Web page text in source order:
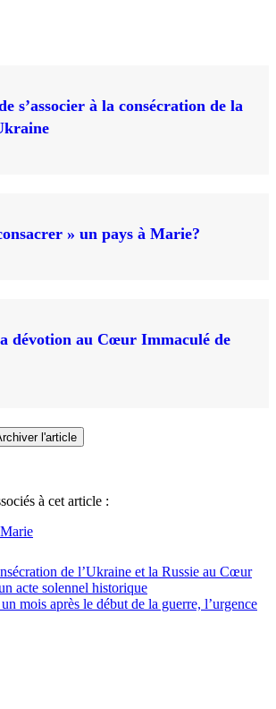
s’associer à la consécration de la
» un pays à Marie?
dévotion au Cœur Immaculé de
l'article
à cet article :
de l’Ukraine et la Russie au Cœur
acte solennel historique
mois après le début de la guerre, l’urgence